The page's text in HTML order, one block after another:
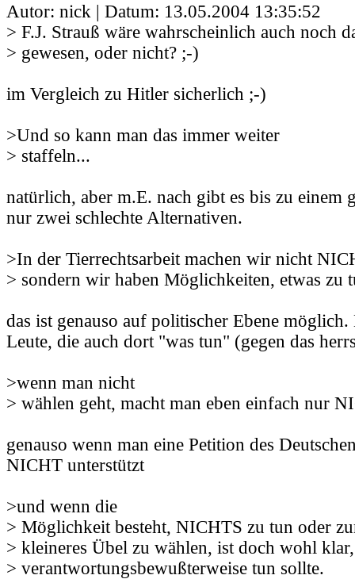
Autor: nick | Datum: 13.05.2004 13:35:52
> F.J. Strauß wäre wahrscheinlich auch noch
> gewesen, oder nicht? ;-)
im Vergleich zu Hitler sicherlich ;-)
>Und so kann man das immer weiter
> staffeln...
natürlich, aber m.E. nach gibt es bis zu einem
nur zwei schlechte Alternativen.
>In der Tierrechtsarbeit machen wir nicht
> sondern wir haben Möglichkeiten, etwas zu
das ist genauso auf politischer Ebene
Leute, die auch dort "was tun" (gegen das
>wenn man nicht
> wählen geht, macht man eben einfach nur
genauso wenn man eine Petition des
NICHT unterstützt
>und wenn die
> Möglichkeit besteht, NICHTS zu tun oder
> kleineres Übel zu wählen, ist doch wohl
> verantwortungsbewußterweise tun sollte.